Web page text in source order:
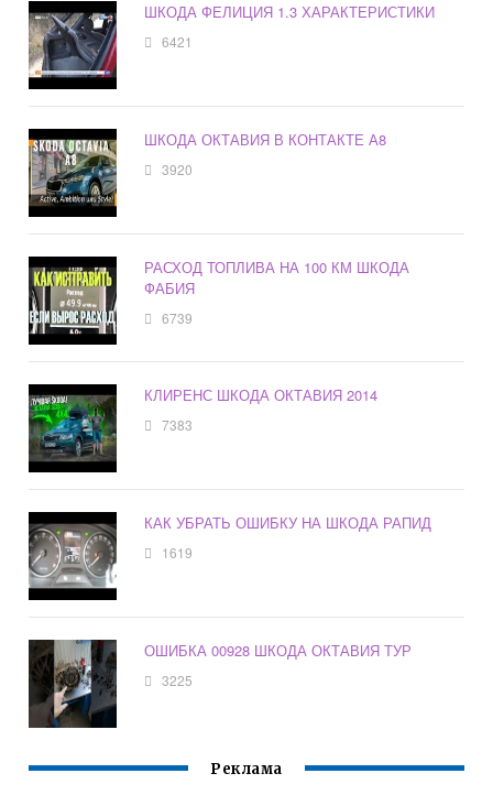
ШКОДА ФЕЛИЦИЯ 1.3 ХАРАКТЕРИСТИКИ
6421
ШКОДА ОКТАВИЯ В КОНТАКТЕ А8
3920
РАСХОД ТОПЛИВА НА 100 КМ ШКОДА
ФАБИЯ
6739
КЛИРЕНС ШКОДА ОКТАВИЯ 2014
7383
КАК УБРАТЬ ОШИБКУ НА ШКОДА РАПИД
1619
ОШИБКА 00928 ШКОДА ОКТАВИЯ ТУР
3225
Реклама